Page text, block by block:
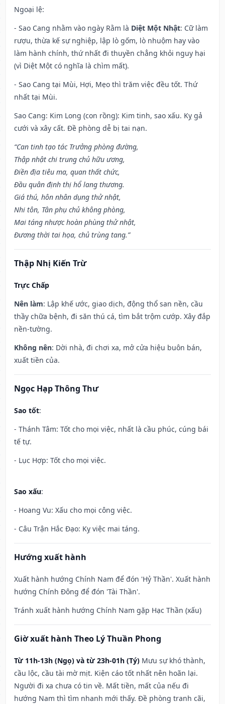
Ngoại lệ:
- Sao Cang nhằm vào ngày Rằm là Diệt Một Nhật: Cữ làm
rượu, thừa kế sự nghiệp, lập lò gốm, lò nhuộm hay vào
làm hành chính, thứ nhất đi thuyền chẳng khỏi nguy hại
(vì Diệt Một có nghĩa là chìm mất).
- Sao Cang tại Mùi, Hợi, Mẹo thì trăm việc đều tốt. Thứ
nhất tại Mùi.
Sao Cang: Kim Long (con rồng): Kim tinh, sao xấu. Kỵ gả
cưới và xây cất. Đề phòng dễ bị tai nạn.
“Can tinh tạo tác Trưởng phòng đường,
Thập nhật chi trung chủ hữu ương,
Điền địa tiêu ma, quan thất chức,
Đầu quân định thị hổ lang thương.
Giá thú, hôn nhân dụng thử nhật,
Nhi tôn, Tân phụ chủ không phòng,
Mai táng nhược hoàn phùng thử nhật,
Đương thời tai họa, chủ trùng tang.”
Thập Nhị Kiến Trừ
Trực Chấp
Nên làm: Lập khế ước, giao dịch, động thổ san nền, cầu
thầy chữa bệnh, đi săn thú cá, tìm bắt trộm cướp. Xây đắp
nền-tường.
Không nên: Dời nhà, đi chơi xa, mở cửa hiệu buôn bán,
xuất tiền của.
Ngọc Hạp Thông Thư
Sao tốt:
- Thánh Tâm: Tốt cho mọi việc, nhất là cầu phúc, cúng bái
tế tự.
- Lục Hợp: Tốt cho mọi việc.
Sao xấu:
- Hoang Vu: Xấu cho mọi công việc.
- Câu Trận Hắc Đạo: Kỵ việc mai táng.
Hướng xuất hành
Xuất hành hướng Chính Nam để đón 'Hỷ Thần'. Xuất hành
hướng Chính Đông để đón 'Tài Thần'.
Tránh xuất hành hướng Chính Nam gặp Hạc Thần (xấu)
Giờ xuất hành Theo Lý Thuần Phong
Từ 11h-13h (Ngọ) và từ 23h-01h (Tý) Mưu sự khó thành,
cầu lộc, cầu tài mờ mịt. Kiện cáo tốt nhất nên hoãn lại.
Người đi xa chưa có tin về. Mất tiền, mất của nếu đi
hướng Nam thì tìm nhanh mới thấy. Đề phòng tranh cãi,